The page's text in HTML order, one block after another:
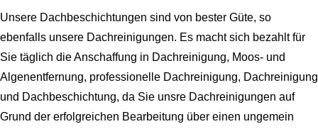
Unsere Dachbeschichtungen sind von bester Güte, so
ebenfalls unsere Dachreinigungen. Es macht sich bezahlt für
Sie täglich die Anschaffung in Dachreinigung, Moos- und
Algenentfernung, professionelle Dachreinigung, Dachreinigung
und Dachbeschichtung, da Sie unsre Dachreinigungen auf
Grund der erfolgreichen Bearbeitung über einen ungemein